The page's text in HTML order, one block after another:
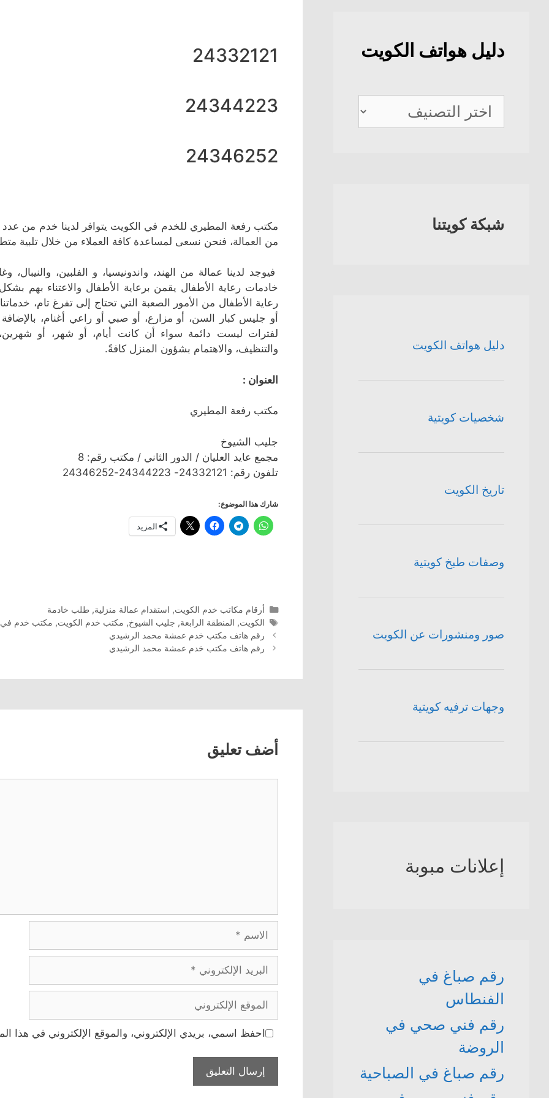
24332121
24344223
24346252
مكتب رفعة المطيري للخدم في الكويت يتوافر لدينا خدم من عدد
من العمالة، فنحن نسعى لمساعدة كافة العملاء من خلال تلبية
فيوجد لدينا عمالة من الهند، واندونيسيا، و الفلبين، والنيبال،
خادمات رعاية الأطفال يقمن برعاية الأطفال والاعتناء بهم
رعاية الأطفال من الأمور الصعبة التي تحتاج إلى تفرغ تام،
أو جليس كبار السن، أو مزارع، أو صبي أو راعي أغنام،
لفترات ليست دائمة سواء أن كانت أيام، أو شهر، أو شهرين،
والتنظيف، والاهتمام بشؤون المنزل كافةً.
العنوان :
مكتب رفعة المطيري
جليب الشيوخ
مجمع عايد العليان / الدور الثاني / مكتب رقم: 8
تلفون رقم: 24332121- 24344223-24346252
شارك هذا الموضوع:
المزيد
التصنيفات
أرقام مكاتب خدم الكويت, استقدام عمالة منزلية, طلب خادمة
الوسوم
الكويت, المنطقة الرابعة, جليب الشيوخ, مكتب خدم الكويت, مكتب خدم في
رقم هاتف مكتب خدم عمشة محمد الرشيدي
رقم هاتف مكتب خدم عمشة محمد الرشيدي
أضف تعليق
الاسم
البريد
الإلكتروني
الموقع
الإلكتروني
احفظ اسمي، بريدي الإلكتروني، والموقع الإلكتروني في هذا
دليل هواتف الكويت
دليل
هواتف
شبكة كويتنا
دليل هواتف الكويت
شخصيات كويتية
تاريخ الكويت
وصفات طبخ كويتية
صور ومنشورات عن الكويت
وجهات ترفيه كويتية
إعلانات مبوبة
رقم صباغ في
الفنطاس
رقم فني صحي في
الروضة
رقم صباغ في الصباحية